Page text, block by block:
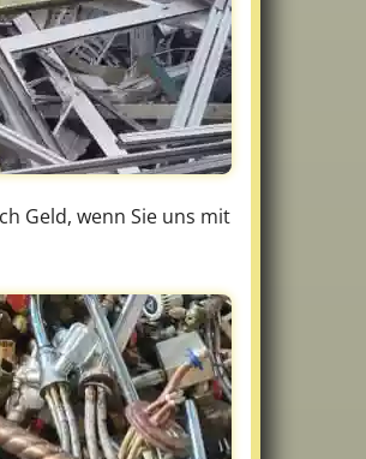
Geld, wenn Sie uns mit